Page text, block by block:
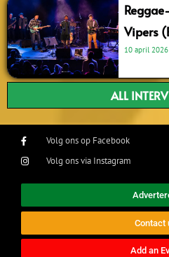
Vipers
10 april 2026
ALL
Volg ons op Facebook
Volg ons via Instagram
Contact
Add an